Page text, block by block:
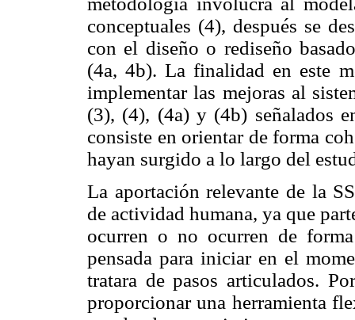
conceptuales (4), después se
con el diseño o rediseño
(4a, 4b). La finalidad en este
implementar las mejoras al
(3), (4), (4a) y (4b) señalados
consiste en orientar de forma
hayan surgido a lo largo del
La aportación relevante de la
de actividad humana, ya que
ocurren o no ocurren de
pensada para iniciar en el
tratara de pasos articulados.
proporcionar una herramienta